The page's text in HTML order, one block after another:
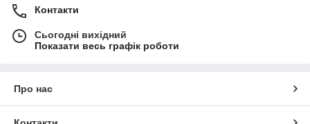
Контакти
Сьогодні вихідний
Показати весь графік роботи
Про нас